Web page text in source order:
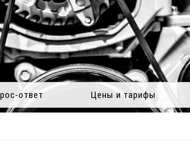
ответ Цены и тарифы